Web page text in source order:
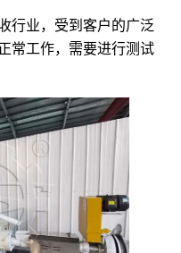
行业，受到客户的广泛
常工作，需要进行测试